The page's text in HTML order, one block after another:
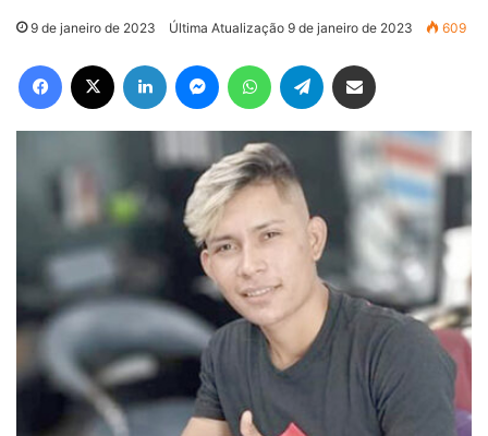
9 de janeiro de 2023 Última Atualização 9 de janeiro de 2023 609
Facebook Linkedin MessengerWhatsAppTelegram